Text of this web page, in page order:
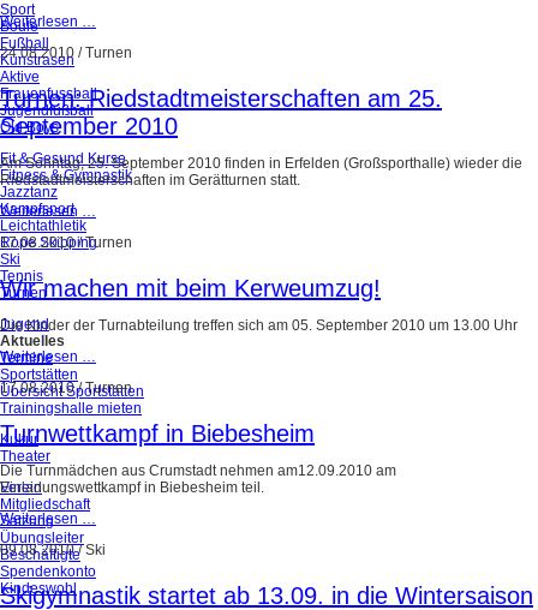
Sport
Boule
Fußball
Kunstrasen
Aktive
Frauenfussball
Jugendfußball
Old Boys
Fit & Gesund Kurse
Fitness & Gymnastik
Jazztanz
Kampfsport
Leichtathletik
Rope Skipping
Ski
Tennis
Turnen
Jugend
Aktuelles
Termine
Sportstätten
Übersicht Sportstätten
Trainingshalle mieten
Kultur
Theater
Verein
Mitgliedschaft
Satzung
Übungsleiter
Beschäftigte
Spendenkonto
Kindeswohl
Weiterlesen …
24.08.2010 /Turnen
Turnen: Riedstadtmeisterschaften am 25.
September 2010
Am Sonntag, 25. September 2010 finden in Erfelden (Großsporthalle) wieder die
Riedstadtmeisterschaften im Gerätturnen statt.
Weiterlesen …
17.08.2010/Turnen
Wir machen mit beim Kerweumzug!
Die Kinder der Turnabteilung treffen sich am 05. September 2010 um 13.00 Uhr
Weiterlesen …
17.08.2010/Turnen
Turnwettkampf in Biebesheim
Die Turnmädchen aus Crumstadt nehmen am12.09.2010 am
Einladungswettkampf in Biebesheim teil.
Weiterlesen …
09.08.2010/Ski
Skigymnastik startet ab 13.09. in die Wintersaison